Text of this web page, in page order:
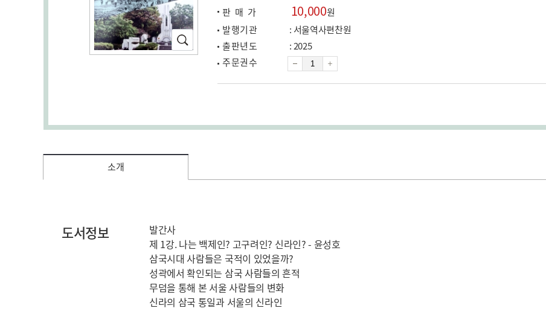
확
대
판매가 10,000원
발행기관
: 서울역사편찬원
출판년도
: 2025
주문권수
소개
도서정보
발간사
제 1강. 나는 백제인? 고구려인? 신라인? - 윤성호
삼국시대 사람들은 국적이 있었을까?
성곽에서 확인되는 삼국 사람들의 흔적
무덤을 통해 본 서울 사람들의 변화
신라의 삼국 통일과 서울의 신라인